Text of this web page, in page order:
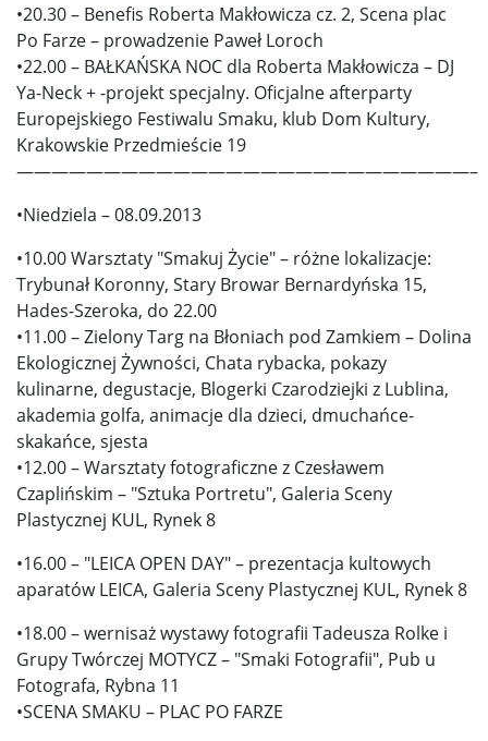
•20.30 – Benefis Roberta Makłowicza cz. 2, Scena plac
Po Farze – prowadzenie Paweł Loroch
•22.00 – BAŁKAŃSKA NOC dla Roberta Makłowicza – DJ
Ya-Neck + -projekt specjalny. Oficjalne afterparty
Europejskiego Festiwalu Smaku, klub Dom Kultury,
Krakowskie Przedmieście 19
——————————————————————————–
•Niedziela – 08.09.2013
•10.00 Warsztaty "Smakuj Życie" – różne lokalizacje:
Trybunał Koronny, Stary Browar Bernardyńska 15,
Hades-Szeroka, do 22.00
•11.00 – Zielony Targ na Błoniach pod Zamkiem – Dolina
Ekologicznej Żywności, Chata rybacka, pokazy
kulinarne, degustacje, Blogerki Czarodziejki z Lublina,
akademia golfa, animacje dla dzieci, dmuchańce-
skakańce, sjesta
•12.00 – Warsztaty fotograficzne z Czesławem
Czaplińskim – "Sztuka Portretu", Galeria Sceny
Plastycznej KUL, Rynek 8
•16.00 – "LEICA OPEN DAY" – prezentacja kultowych
aparatów LEICA, Galeria Sceny Plastycznej KUL, Rynek 8
•18.00 – wernisaż wystawy fotografii Tadeusza Rolke i
Grupy Twórczej MOTYCZ – "Smaki Fotografii", Pub u
Fotografa, Rybna 11
•SCENA SMAKU – PLAC PO FARZE